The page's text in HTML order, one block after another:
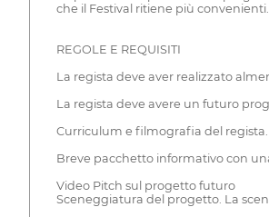
che il Festival ritiene più convenienti.
REGOLE E REQUISITI
La regista deve aver realizzato
La regista deve avere un futuro
Curriculum e filmografia del regista.
Breve pacchetto informativo con
Video Pitch sul progetto futuro
Sceneggiatura del progetto. La